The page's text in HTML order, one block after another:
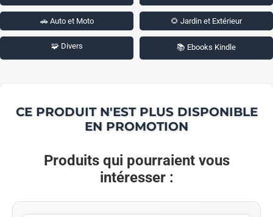
🚗 Auto et Moto 🌻 Jardin et Extérieur
🧩 Divers 📚 Ebooks Kindle
CE PRODUIT N'EST PLUS DISPONIBLE
EN PROMOTION
Produits qui pourraient vous
intéresser :